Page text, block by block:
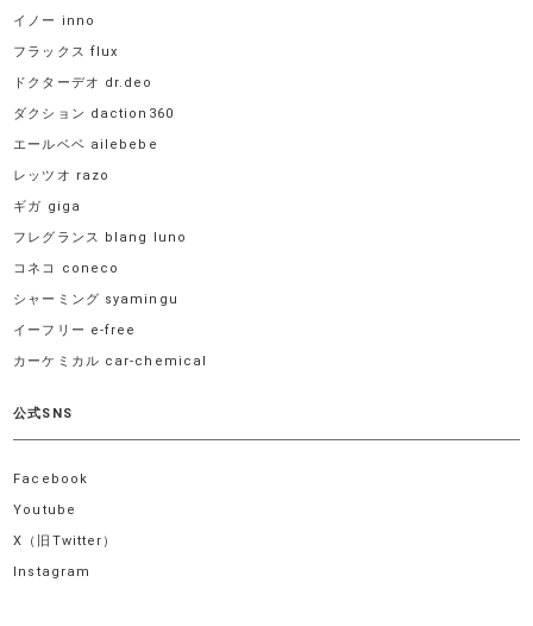
イノー inno
フラックス flux
ドクターデオ dr.deo
ダクション daction360
エールベベ ailebebe
レッツオ razo
ギガ giga
フレグランス blang luno
コネコ coneco
シャーミング syamingu
イーフリー e-free
カーケミカル car-chemical
公式SNS
Facebook
Youtube
X（旧Twitter）
Instagram